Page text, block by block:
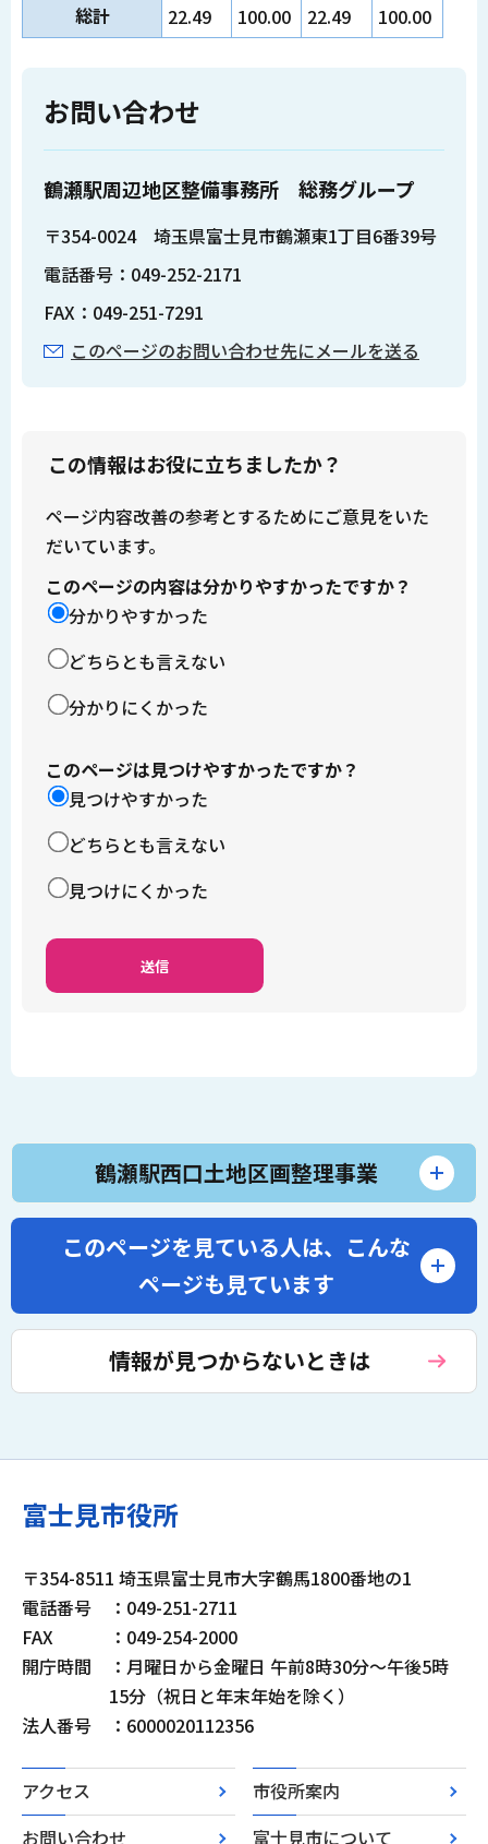
総計
22.49 100.00 22.49 100.00
お問い合わせ
鶴瀬駅周辺地区整備事務所 総務グループ
〒354-0024 埼玉県富士見市鶴瀬東1丁目6番39号
電話番号：049-252-2171
FAX：049-251-7291
このページのお問い合わせ先にメールを送る
この情報はお役に立ちましたか？
ページ内容改善の参考とするためにご意見をいた
だいています。
このページの内容は分かりやすかったですか？
分かりやすかった
どちらとも言えない
分かりにくかった
このページは見つけやすかったですか？
見つけやすかった
どちらとも言えない
見つけにくかった
鶴瀬駅西口土地区画整理事業
このページを見ている人は、 こんな
ページも見ています
情報が見つからないときは
富士見市役所
〒354-8511 埼玉県富士見市大字鶴馬1800番地の1
電話番号
：049-251-2711
FAX
：049-254-2000
開庁時間
：月曜日から金曜日 午前8時30分～午後5時
15分（祝日と年末年始を除く）
法人番号
：6000020112356
アクセス
市役所案内
お問い合わせ
富士見市について